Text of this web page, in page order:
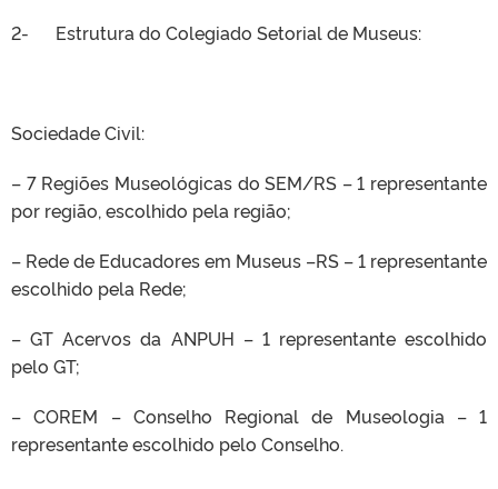
2- Estrutura do Colegiado Setorial de Museus:
Sociedade Civil:
– 7 Regiões Museológicas do SEM/RS – 1 representante
por região, escolhido pela região;
– Rede de Educadores em Museus –RS – 1 representante
escolhido pela Rede;
– GT Acervos da ANPUH – 1 representante escolhido
pelo GT;
– COREM – Conselho Regional de Museologia – 1
representante escolhido pelo Conselho.